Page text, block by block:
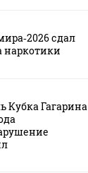
сдал
наркотики
Кубка Гагарина